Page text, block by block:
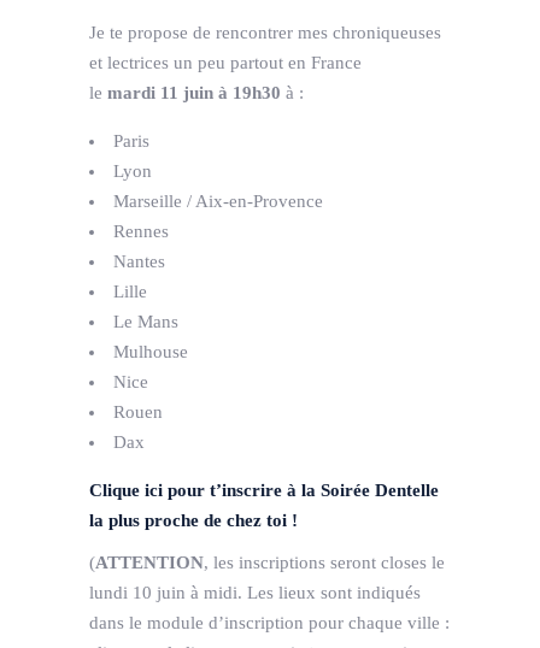
Je te propose de rencontrer mes chroniqueuses
et lectrices un peu partout en France
le mardi 11 juin à 19h30 à :
Paris
Lyon
Marseille / Aix-en-Provence
Rennes
Nantes
Lille
Le Mans
Mulhouse
Nice
Rouen
Dax
Clique ici pour t’inscrire à la Soirée Dentelle
la plus proche de chez toi !
(ATTENTION, les inscriptions seront closes le
lundi 10 juin à midi. Les lieux sont indiqués
dans le module d’inscription pour chaque ville :